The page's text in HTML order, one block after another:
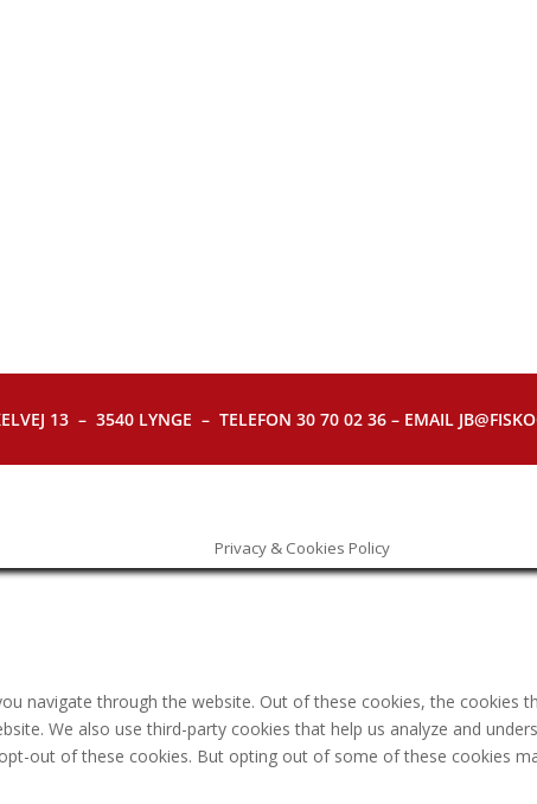
13 – 3540 LYNGE – TELEFON 30 70 02 36 – EMAIL
Privacy & Cookies Policy
navigate through the website. Out of these cookies, the cookies
We also use third-party cookies that help us analyze and
out of these cookies. But opting out of some of these cookies